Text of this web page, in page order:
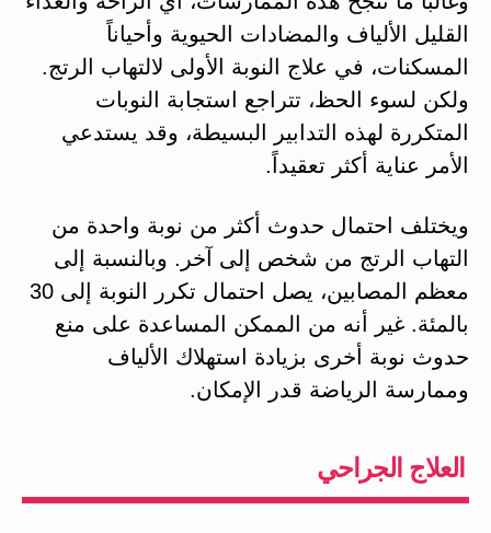
القليل الألياف والمضادات الحيوية وأحياناً
المسكنات، في علاج النوبة الأولى لالتهاب الرتج.
ولكن لسوء الحظ، تتراجع استجابة النوبات
المتكررة لهذه التدابير البسيطة، وقد يستدعي
الأمر عناية أكثر تعقيداً.
ويختلف احتمال حدوث أكثر من نوبة واحدة من
التهاب الرتج من شخص إلى آخر. وبالنسبة إلى
معظم المصابين، يصل احتمال تكرر النوبة إلى 30
بالمئة. غير أنه من الممكن المساعدة على منع
حدوث نوبة أخرى بزيادة استهلاك الألياف
وممارسة الرياضة قدر الإمكان.
العلاج الجراحي